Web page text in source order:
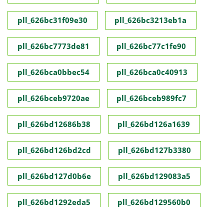
pll_626bc31f09e30 pll_626bc3213eb1a
pll_626bc7773de81 pll_626bc77c1fe90
pll_626bca0bbec54 pll_626bca0c40913
pll_626bceb9720ae pll_626bceb989fc7
pll_626bd12686b38 pll_626bd126a1639
pll_626bd126bd2cd pll_626bd127b3380
pll_626bd127d0b6e pll_626bd129083a5
pll_626bd1292eda5 pll_626bd129560b0